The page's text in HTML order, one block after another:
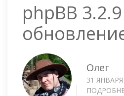
phpBB
Олег
31 ЯНВАРЯ